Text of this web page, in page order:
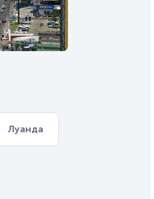
Луанда